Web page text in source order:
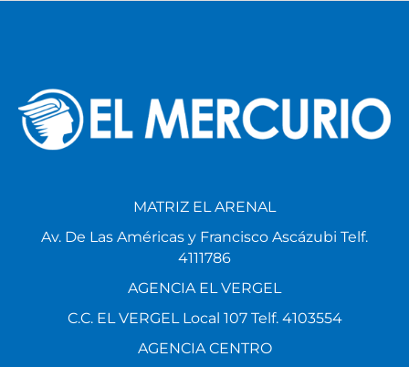
MATRIZ EL ARENAL
Av. De Las Américas y Francisco Ascázubi Telf.
4111786
AGENCIA EL VERGEL
C.C. EL VERGEL Local 107 Telf. 4103554
AGENCIA CENTRO